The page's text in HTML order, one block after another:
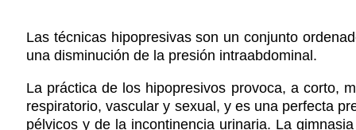
Las técnicas hipopresivas son un conjunto
una disminución de la presión intraabdominal.
La práctica de los hipopresivos provoca, a corto,
respiratorio, vascular y sexual, y es una perfecta
pélvicos y de la incontinencia urinaria. La